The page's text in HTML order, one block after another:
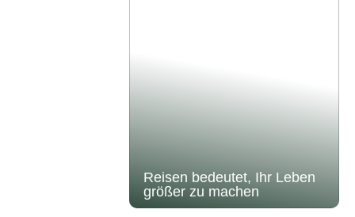
Reisen bedeutet, Ihr Leben
größer zu machen